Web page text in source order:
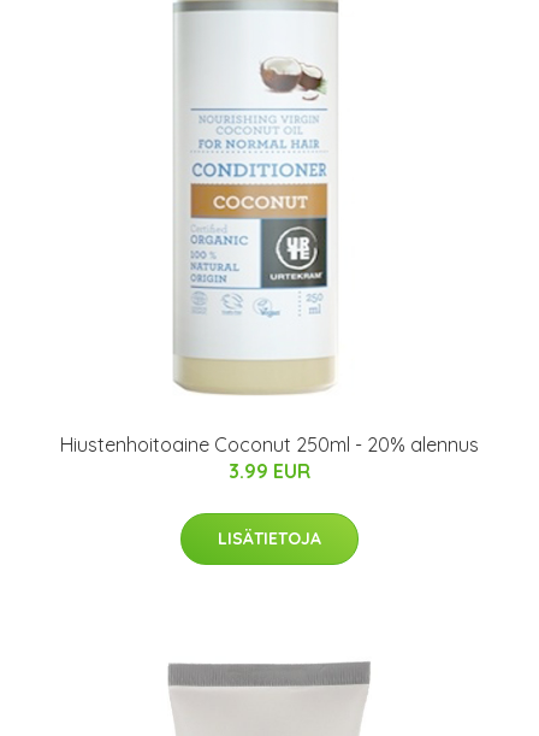
Hiustenhoitoaine Coconut 250ml - 20% alennus
3.99 EUR
LISÄTIETOJA